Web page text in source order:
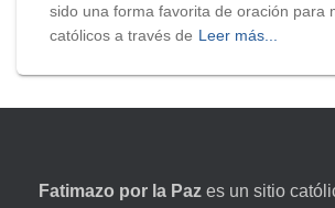
sido una forma favorita de oración para
católicos a través de Leer más...
Fatimazo por la Paz es un sitio